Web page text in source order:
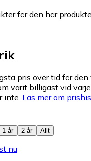
för den här
pris över tid för
varit billigast vid
inte. Läs mer om
1 år 2 år Allt
nu